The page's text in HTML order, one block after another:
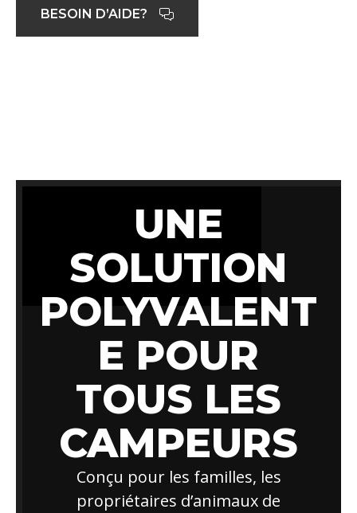
BESOIN D’AIDE?
UNE
SOLUTION
POLYVALENT
E POUR
TOUS LES
CAMPEURS
Conçu pour les familles, les
propriétaires d’animaux de